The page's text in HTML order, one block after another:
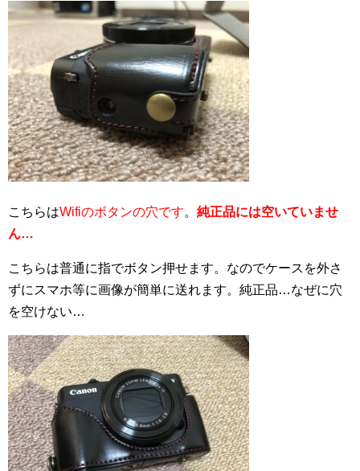
こちらはWifiのボタンの穴です。 純正品には空いていませ
ん…
こちらは普通に指でボタン押せます。なのでケースを外さ
ずにスマホ等に画像が簡単に送れます。純正品…なぜに穴
を空けない…